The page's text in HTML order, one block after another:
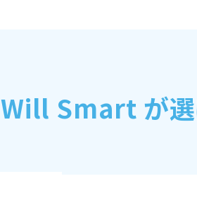
Will Smart が選